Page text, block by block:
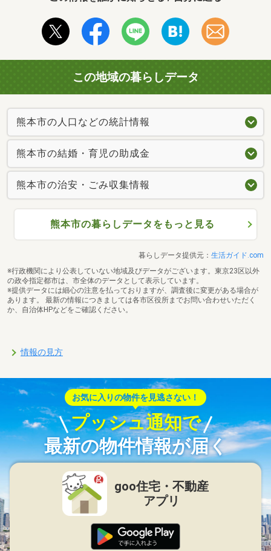
この地域の暮らしデータ
熊本市の人口などの統計情報
熊本市の結婚・育児の助成金
熊本市の治安・ごみ収集情報
熊本市の暮らしデータをもっと見る
暮らしデータ提供元： 生活ガイド.com
※行政機関により公表していない地域及びデータがございます。東京23区以外
の政令指定都市は、市全体のデータとして表示しています。
※提供データには細心の注意を払っておりますが、調査後に変更がある場合が
あります。 最新の情報につきましては各市区役所までお問い合わせいただく
か、自治体HPなどをご確認ください。
情報の見方
お気に入りの物件を見逃さない！
プッシュ通知で
最新の物件情報が届く
goo住宅・不動産
アプリ